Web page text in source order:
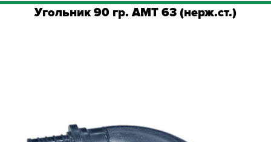
Угольник 90 гр. AMT 63 (нерж.ст.)